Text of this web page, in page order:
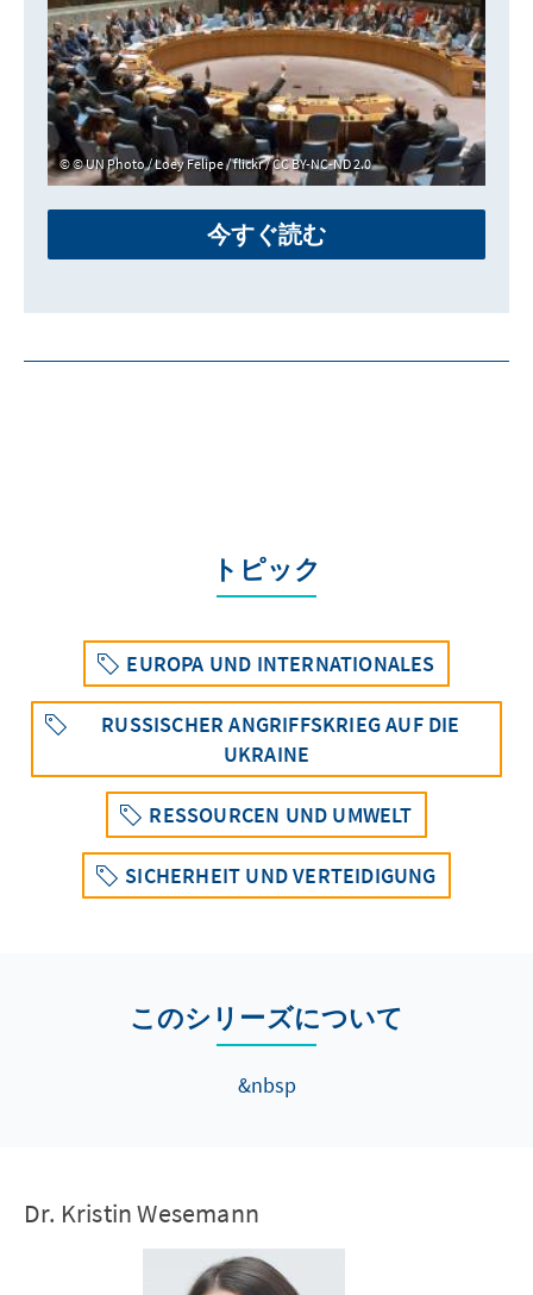
© UN Photo / Loey Felipe / flickr / CC BY-NC-ND 2.0
今すぐ読む
トピック
EUROPA UND INTERNATIONALES
RUSSISCHER ANGRIFFSKRIEG AUF DIE
UKRAINE
RESSOURCEN UND UMWELT
SICHERHEIT UND VERTEIDIGUNG
このシリーズについて
&nbsp
Dr. Kristin Wesemann